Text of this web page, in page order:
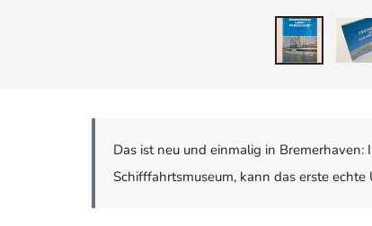
Das ist neu und einmalig in
Schifffahrtsmuseum, kann das erste